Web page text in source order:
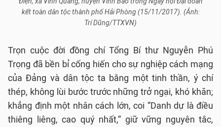
kết toàn dân tộc thành phố Hải Phòng (15/11/2017). (Ảnh:
Trí Dũng/TTXVN)
Trọn cuộc đời đồng chí Tổng Bí thư Nguyễn Phú
Trọng đã bền bỉ cống hiến cho sự nghiệp cách mạng
của Đảng và dân tộc ta bằng một tinh thần, ý chí
thép, không lùi bước trước những trở ngại, khó khăn;
khẳng định một nhân cách lớn, coi “Danh dự là điều
thiêng liêng, cao quý nhất,” giữ vững nguyên tắc,